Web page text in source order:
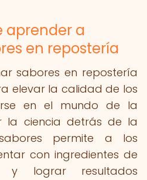
aprender a
en repostería
sabores en repostería
elevar la calidad de los
en el mundo de la
la ciencia detrás de la
permite a los
con ingredientes de
y lograr resultados